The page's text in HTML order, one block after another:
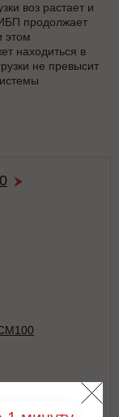
воз растает и
продолжает
этом
находиться в
не превысит